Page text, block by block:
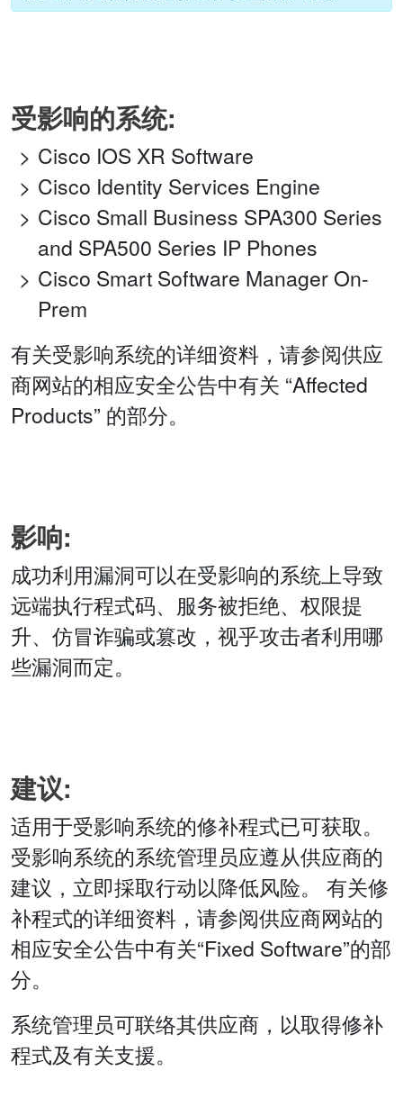
受影响的系统:
Cisco IOS XR Software
Cisco Identity Services Engine
Cisco Small Business SPA300 Series
and SPA500 Series IP Phones
Cisco Smart Software Manager On-
Prem
有关受影响系统的详细资料，请参阅供应
商网站的相应安全公告中有关 “Affected
Products” 的部分。
影响:
成功利用漏洞可以在受影响的系统上导致
远端执行程式码、服务被拒绝、权限提
升、仿冒诈骗或篡改，视乎攻击者利用哪
些漏洞而定。
建议:
适用于受影响系统的修补程式已可获取。
受影响系统的系统管理员应遵从供应商的
建议，立即採取行动以降低风险。 有关修
补程式的详细资料，请参阅供应商网站的
相应安全公告中有关“Fixed Software”的部
分。
系统管理员可联络其供应商，以取得修补
程式及有关支援。